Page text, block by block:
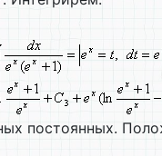
постоянных.